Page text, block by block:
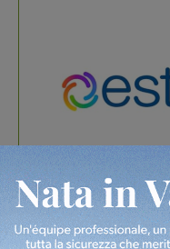
In vetrina 3 Agosto 2026
Estra Notizie
studenti coinvolti,
debutta il podcast